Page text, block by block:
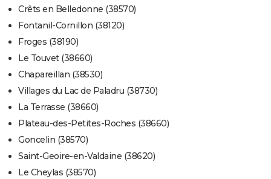
Crêts en Belledonne (38570)
Fontanil-Cornillon (38120)
Froges (38190)
Le Touvet (38660)
Chapareillan (38530)
Villages du Lac de Paladru (38730)
La Terrasse (38660)
Plateau-des-Petites-Roches (38660)
Goncelin (38570)
Saint-Geoire-en-Valdaine (38620)
Le Cheylas (38570)